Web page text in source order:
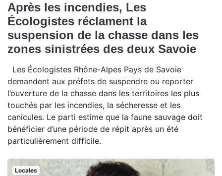
Après les incendies, Les
Écologistes réclament la
suspension de la chasse dans les
zones sinistrées des deux Savoie
Les Écologistes Rhône-Alpes Pays de Savoie
demandent aux préfets de suspendre ou reporter
l’ouverture de la chasse dans les territoires les plus
touchés par les incendies, la sécheresse et les
canicules. Le parti estime que la faune sauvage doit
bénéficier d’une période de répit après un été
particulièrement difficile.
Locales